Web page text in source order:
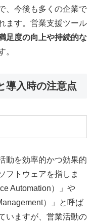
、今後も多くの企業で
ます。営業支援ツール
足度の向上や持続的な
。
導入時の注意点
動を効率的かつ効果的
フトウェアを指しま
Automation）」や
）」と呼ば
いますが、営業活動の